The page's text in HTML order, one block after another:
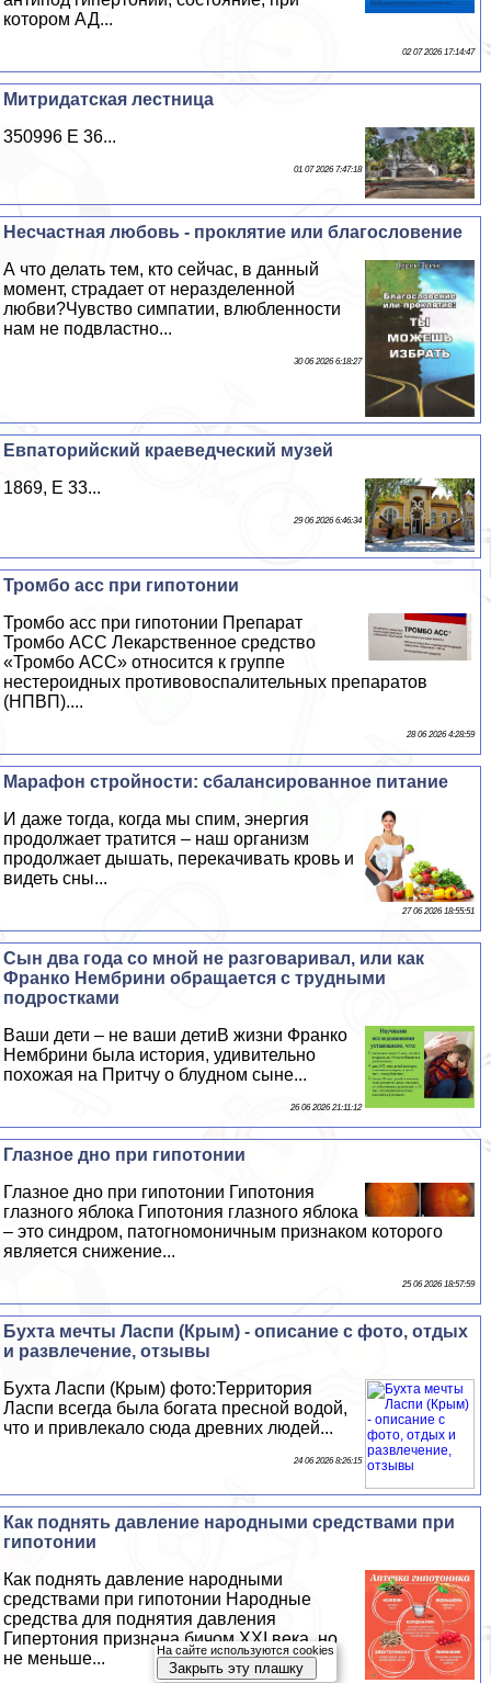
котором АД...
02 07 2026 17:14:47
Митридатская лестница
350996 E 36...
01 07 2026 7:47:18
Несчастная любовь - проклятие или благословение
А что делать тем, кто сейчас, в данный
момент, страдает от неразделенной
любви?Чувство симпатии, влюбленности
нам не подвластно...
30 06 2026 6:18:27
Евпаторийский краеведческий музей
1869, E 33...
29 06 2026 6:46:34
Тромбо асс при гипотонии
Тромбо асс при гипотонии Препарат
Тромбо АСС Лекарственное средство
«Тромбо АСС» относится к группе
нестероидных противовоспалительных препаратов
(НПВП)....
28 06 2026 4:28:59
Марафон стройности: сбалансированное питание
И даже тогда, когда мы спим, энергия
продолжает тратится – наш организм
продолжает дышать, перекачивать кровь и
видеть сны...
27 06 2026 18:55:51
Сын два года со мной не разговаривал, или как
Франко Нембрини обращается с трудными
подростками
Ваши дети – не ваши детиВ жизни Франко
Нембрини была история, удивительно
похожая на Притчу о блyдном сыне...
26 06 2026 21:11:12
Глазное дно при гипотонии
Глазное дно при гипотонии Гипотония
глазного яблока Гипотония глазного яблока
– это синдром, патогномоничным признаком которого
является снижение...
25 06 2026 18:57:59
Бухта мечты Ласпи (Крым) - описание с фото, отдых
и развлечение, отзывы
Бухта Ласпи (Крым) фото:Территория
Ласпи всегда была богата пресной водой,
что и привлекало сюда древних людей...
24 06 2026 8:26:15
Как поднять давление народными средствами при
гипотонии
Как поднять давление народными
средствами при гипотонии Народные
средства для поднятия давления
Гипертония признана бичом XXI века, но
не меньше...
На сайте используются cookies
Закрыть эту плашку